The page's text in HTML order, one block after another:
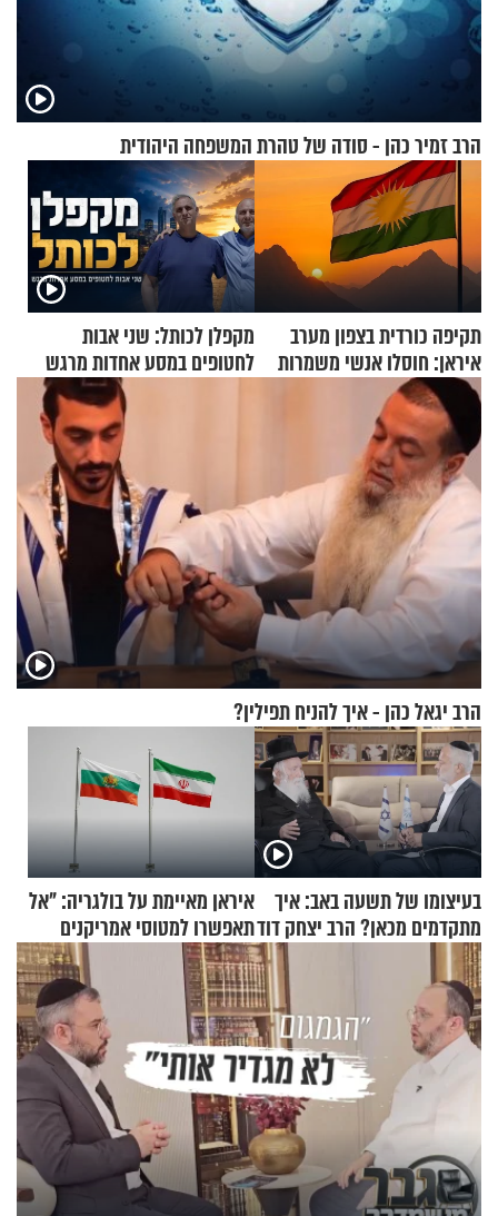
הרב זמיר כהן - סודה של טהרת המשפחה היהודית
תקיפה כורדית בצפון מערב
איראן: חוסלו אנשי משמרות
המהפכה
מקפלן לכותל: שני אבות
לחטופים במסע אחדות מרגש
הרב יגאל כהן - איך להניח תפילין?
בעיצומו של תשעה באב: איך
מתקדמים מכאן? הרב יצחק דוד
גרוסמן בשיחה מיוחדת
איראן מאיימת על בולגריה: "אל
תאפשרו למטוסי אמריקנים
להמריא מהשטח שלכם"